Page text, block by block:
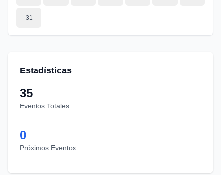
31
Estadísticas
35
Eventos Totales
0
Próximos Eventos